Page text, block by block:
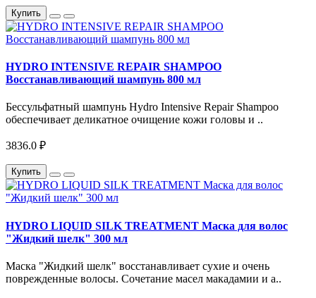
Купить
HYDRO INTENSIVE REPAIR SHAMPOO
Восстанавливающий шампунь 800 мл
Бессульфатный шампунь Hydro Intensive Repair Shampoo
обеспечивает деликатное очищение кожи головы и ..
3836.0 ₽
Купить
HYDRO LIQUID SILK TREATMENT Маска для волос
"Жидкий шелк" 300 мл
Маска "Жидкий шелк" восстанавливает сухие и очень
поврежденные волосы. Сочетание масел макадамии и а..